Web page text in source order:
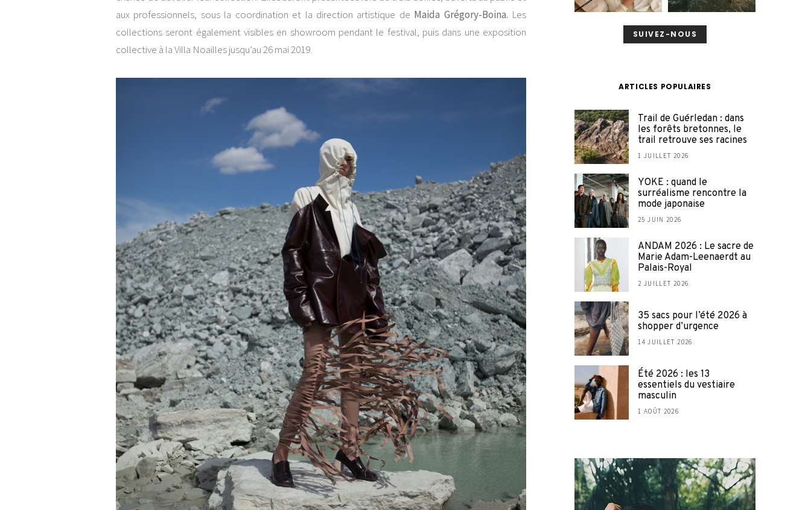
aux professionnels, sous la coordination et la direction artistique de Maida Grégory-Boina. Les
collections seront également visibles en showroom pendant le festival, puis dans une exposition
collective à la Villa Noailles jusqu’au 26 mai 2019.
SUIVEZ-NOUS
ARTICLES POPULAIRES
Trail de Guérledan : dans
les forêts bretonnes, le
trail retrouve ses racines
1 JUILLET 2026
YOKE : quand le
surréalisme rencontre la
mode japonaise
25 JUIN 2026
ANDAM 2026 : Le sacre de
Marie Adam-Leenaerdt au
Palais-Royal
2 JUILLET 2026
35 sacs pour l’été 2026 à
shopper d’urgence
14 JUILLET 2026
Été 2026 : les 13
essentiels du vestiaire
masculin
1 AOÛT 2026